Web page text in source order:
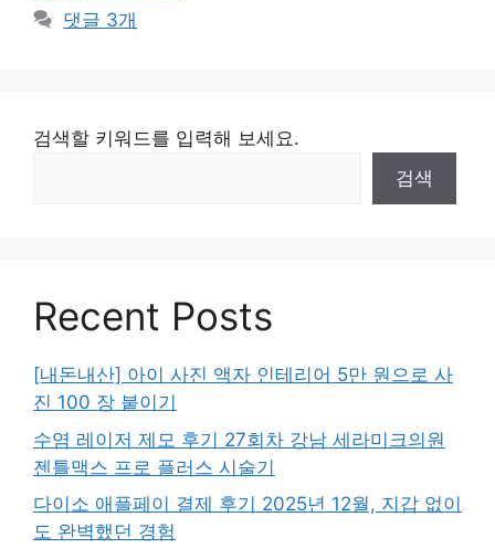
댓글 3개
검색할 키워드를 입력해 보세요.
검색
Recent Posts
[내돈내산] 아이 사진 액자 인테리어 5만 원으로 사
진 100 장 붙이기
수염 레이저 제모 후기 27회차 강남 세라미크의원
젠틀맥스 프로 플러스 시술기
다이소 애플페이 결제 후기 2025년 12월, 지갑 없이
도 완벽했던 경험